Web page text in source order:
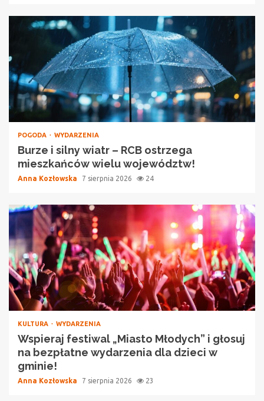
POGODA WYDARZENIA
Burze i silny wiatr – RCB ostrzega
mieszkańców wielu województw!
Anna Kozłowska 7 sierpnia 2026 24
KULTURA WYDARZENIA
Wspieraj festiwal „Miasto Młodych” i głosuj
na bezpłatne wydarzenia dla dzieci w
gminie!
Anna Kozłowska 7 sierpnia 2026 23